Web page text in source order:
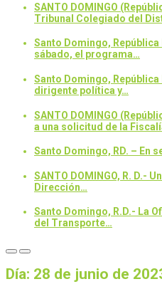
SANTO DOMINGO
Tribunal Colegiado del
Santo Domingo,
sábado, el programa…
Santo Domingo,
dirigente política y…
SANTO DOMINGO
a una solicitud de la
Santo Domingo, RD. – En
SANTO DOMINGO, R. D.-
Dirección…
Santo Domingo, R.D.- La
del Transporte…
Día: 28 de junio de